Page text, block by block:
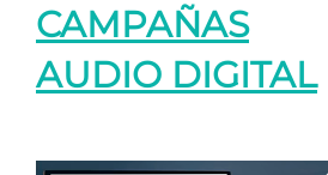
CAMPAÑAS
AUDIO DIGITAL